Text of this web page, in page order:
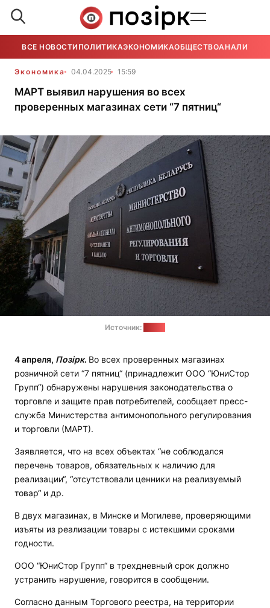
ВСЕ НОВОСТИ ПОЛИТИКАЭКОНОМИКАОБЩЕСТВОАНАЛИТИКА
Экономика 04.04.2025 15:59
МАРТ выявил нарушения во всех
проверенных магазинах сети “7 пятниц“
Источник:
4 апреля, Позірк. Во всех проверенных магазинах
розничной сети “7 пятниц“ (принадлежит ООО “ЮниСтор
Групп“) обнаружены нарушения законодательства о
торговле и защите прав потребителей, сообщает пресс-
служба Министерства антимонопольного регулирования
и торговли (МАРТ).
Заявляется, что на всех объектах “не соблюдался
перечень товаров, обязательных к наличию для
реализации“, “отсутствовали ценники на реализуемый
товар“ и др.
В двух магазинах, в Минске и Могилеве, проверяющими
изъяты из реализации товары с истекшими сроками
годности.
ООО “ЮниСтор Групп“ в трехдневный срок должно
устранить нарушение, говорится в сообщении.
Согласно данным Торгового реестра, на территории